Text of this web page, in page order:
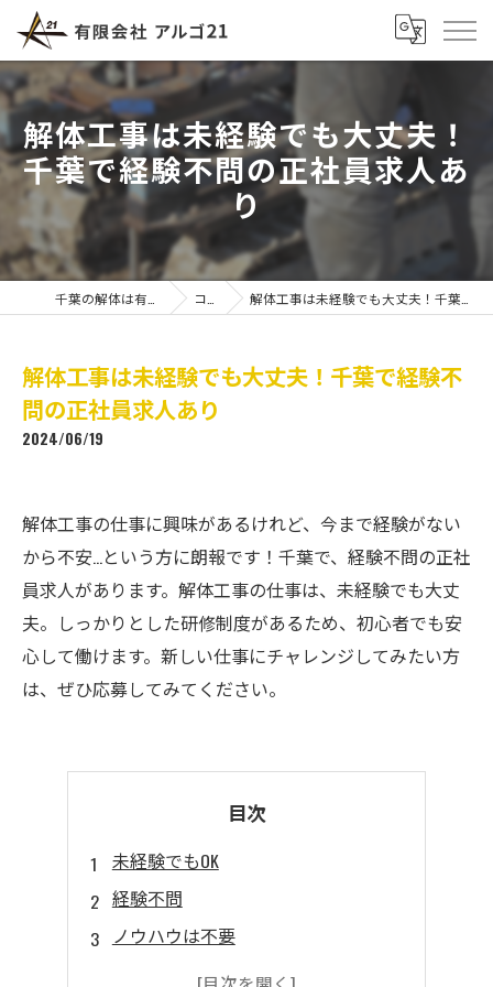
解体工事は未経験でも大丈夫！
千葉で経験不問の正社員求人あ
り
コラム 解体工事は未経験でも大丈夫！千葉で経験不問の正社員求人あり
解体工事は未経験でも大丈夫！千葉で経験不
問の正社員求人あり
2024/06/19
解体工事の仕事に興味があるけれど、今まで経験がない
から不安…という方に朗報です！千葉で、経験不問の正社
員求人があります。解体工事の仕事は、未経験でも大丈
夫。しっかりとした研修制度があるため、初心者でも安
心して働けます。新しい仕事にチャレンジしてみたい方
は、ぜひ応募してみてください。
目次
未経験でもOK
経験不問
ノウハウは不要
正社員限定